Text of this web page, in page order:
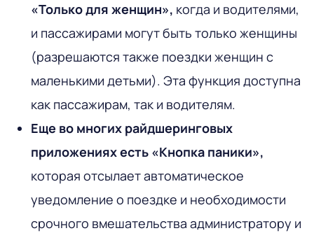
«Только для женщин», когда и водителями,
и пассажирами могут быть только женщины
(разрешаются также поездки женщин с
маленькими детьми). Эта функция доступна
как пассажирам, так и водителям.
Еще во многих райдшеринговых
приложениях есть «Кнопка паники»,
которая отсылает автоматическое
уведомление о поездке и необходимости
срочного вмешательства администратору и